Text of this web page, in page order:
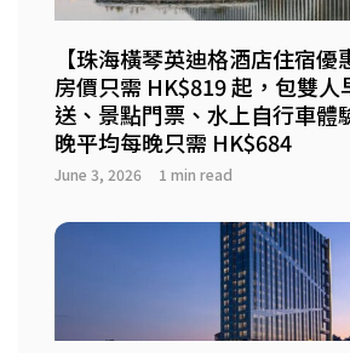
【珠海橫琴英迪格酒店住宿優
房價只需 HK$819 起，包雙人
送、景點門票、水上自行車體
晚平均每晚只需 HK$684
June 3, 2026 1 min read